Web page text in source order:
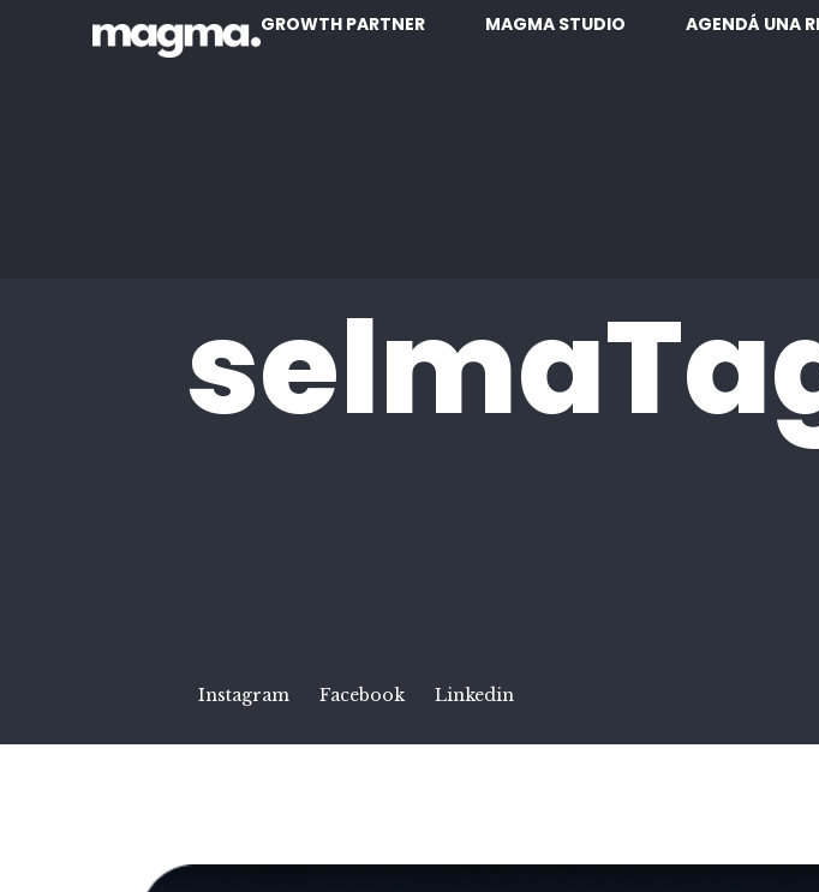
GROWTH PARTNER MAGMA STUDIO AGENDÁ UNA
Instagram Facebook Linkedin